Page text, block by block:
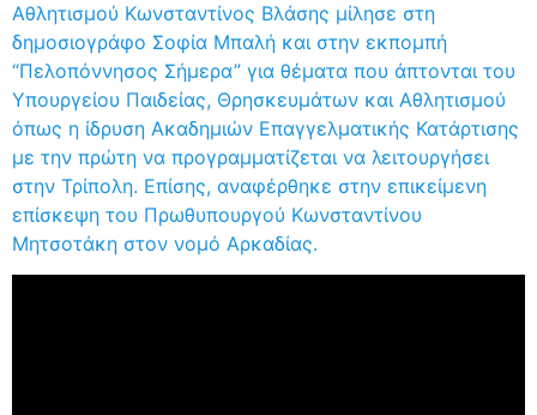
Αθλητισμού Κωνσταντίνος Βλάσης μίλησε στη
δημοσιογράφο Σοφία Μπαλή και στην εκπομπή
“Πελοπόννησος Σήμερα” για θέματα που άπτονται του
Υπουργείου Παιδείας, Θρησκευμάτων και Αθλητισμού
όπως η ίδρυση Ακαδημιών Επαγγελματικής Κατάρτισης
με την πρώτη να προγραμματίζεται να λειτουργήσει
στην Τρίπολη. Επίσης, αναφέρθηκε στην επικείμενη
επίσκεψη του Πρωθυπουργού Κωνσταντίνου
Μητσοτάκη στον νομό Αρκαδίας.